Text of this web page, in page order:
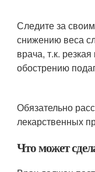
Следите за
снижению веса
врача, т.к.
обострению
Обязательно
лекарственных
Что может